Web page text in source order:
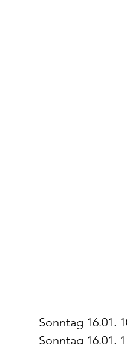
Sonntag 16.01.
Sonntag 16.01.